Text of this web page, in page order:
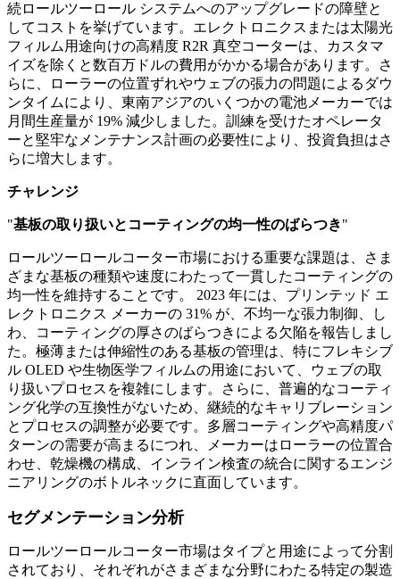
続ロールツーロール システムへのアップグレードの障壁と
してコストを挙げています。エレクトロニクスまたは太陽光
フィルム用途向けの高精度 R2R 真空コーターは、カスタマ
イズを除くと数百万ドルの費用がかかる場合があります。さ
らに、ローラーの位置ずれやウェブの張力の問題によるダウ
ンタイムにより、東南アジアのいくつかの電池メーカーでは
月間生産量が 19% 減少しました。訓練を受けたオペレータ
ーと堅牢なメンテナンス計画の必要性により、投資負担はさ
らに増大します。
チャレンジ
"基板の取り扱いとコーティングの均一性のばらつき"
ロールツーロールコーター市場における重要な課題は、さま
ざまな基板の種類や速度にわたって一貫したコーティングの
均一性を維持することです。 2023 年には、プリンテッド エ
レクトロニクス メーカーの 31% が、不均一な張力制御、し
わ、コーティングの厚さのばらつきによる欠陥を報告しまし
た。極薄または伸縮性のある基板の管理は、特にフレキシブ
ル OLED や生物医学フィルムの用途において、ウェブの取
り扱いプロセスを複雑にします。さらに、普遍的なコーティ
ング化学の互換性がないため、継続的なキャリブレーション
とプロセスの調整が必要です。多層コーティングや高精度パ
ターンの需要が高まるにつれ、メーカーはローラーの位置合
わせ、乾燥機の構成、インライン検査の統合に関するエンジ
ニアリングのボトルネックに直面しています。
セグメンテーション分析
ロールツーロールコーター市場はタイプと用途によって分割
されており、それぞれがさまざまな分野にわたる特定の製造